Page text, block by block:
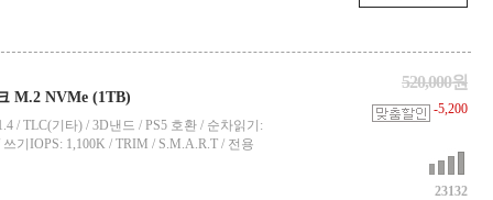
M.2 NVMe (1TB)
/ TLC(기타) / 3D낸드 / PS5 호환 / 순차읽기:
기IOPS: 1,100K / TRIM / S.M.A.R.T / 전용
520,000원
-5,200
23132